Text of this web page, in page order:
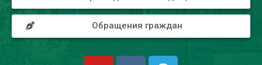
Обращения граждан